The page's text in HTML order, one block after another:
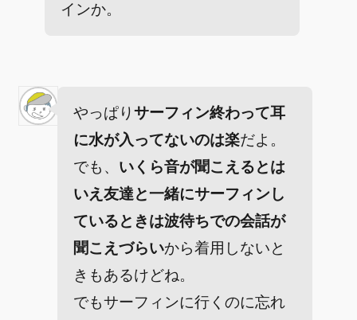
インか。
やっぱりサーフィン終わって耳
に水が入ってないのは楽だよ。
でも、 いくら音が聞こえるとは
いえ友達と一緒にサーフィンし
ているときは波待ちでの会話が
聞こえづらいから着用しないと
きもあるけどね。
でもサーフィンに行くのに忘れ